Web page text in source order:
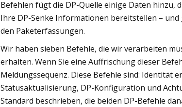
Befehlen fügt die DP-Quelle einige Daten hinzu,
Ihre DP-Senke Informationen bereitstellen –
den Paketerfassungen.
Wir haben sieben Befehle, die wir verarbeiten
erhalten. Wenn Sie eine Auffrischung dieser
Meldungssequenz. Diese Befehle sind: Identität
Statusaktualisierung, DP-Konfiguration und
Standard beschrieben, die beiden DP-Befehle